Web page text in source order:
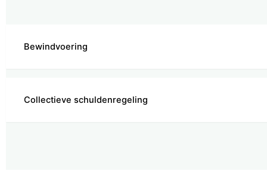
Bewindvoering
Collectieve schuldenregeling